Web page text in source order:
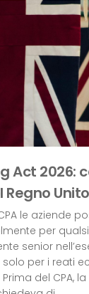
Act 2026:
Unito
le aziende
per
senior
per i reati
del CPA,